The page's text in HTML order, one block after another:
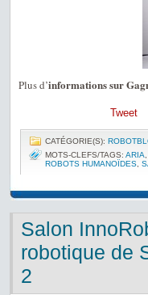
Plus d’informations sur
Tweet
CATÉGORIE(S):
MOTS-CLEFS/TAGS: ARIA
ROBOTS HUMANOÏDES
Salon
robotique de
2